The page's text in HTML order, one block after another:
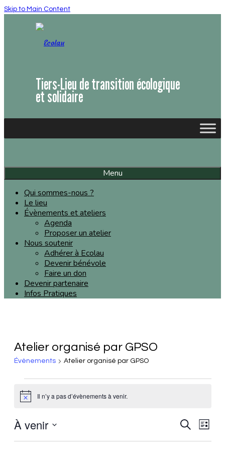
Skip to Main Content
Tiers-Lieu de transition écologique
et solidaire
Menu
Qui sommes-nous ?
Le lieu
Évènements et ateliers
Agenda
Proposer un atelier
Nous soutenir
Adhérer à Ecolau
Devenir bénévole
Faire un don
Devenir partenaire
Infos Pratiques
Atelier organisé par GPSO
Évènements Atelier organisé par GPSO
Notice Il n’y a pas d’évènements à venir.
et
Recherche
Liste
À venir